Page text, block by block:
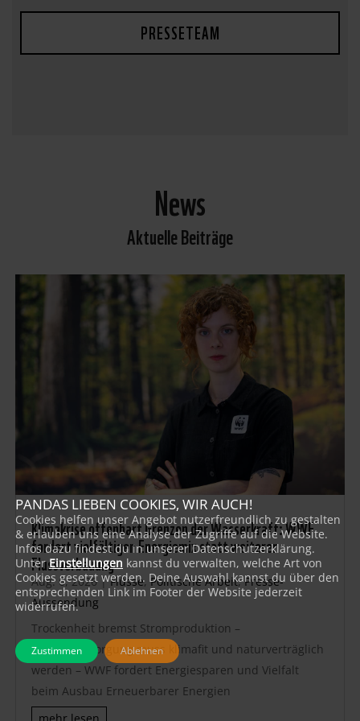
PRESSETEAM
News
Aktuelle Beiträge
Klimakrise offenbart Grenzen der Wasserkraft: WWF
fordert vielfältigen Energiemix statt weiterer
Flussverbauung
Aug. 6, 2026|Flüsse,Politische Arbeit,Presse-
Aussendung
Trockenheit bremst Stromproduktion –
Energieversorgung muss klimafit und naturverträglich
werden – WWF fordert Energiesparen und Vielfalt
beim Ausbau Erneuerbarer Energien
mehr lesen
PANDAS LIEBEN COOKIES, WIR AUCH!
Cookies helfen unser Angebot nutzerfreundlich zu gestalten
& erlauben uns eine Analyse der Zugriffe auf die Website.
Infos dazu findest du in unserer Datenschutzerklärung.
UnterEinstellungen kannst du verwalten, welche Art von
Cookies gesetzt werden. Deine Auswahl kannst du über den
entsprechenden Link im Footer der Website jederzeit
widerrufen.
Zustimmen Ablehnen